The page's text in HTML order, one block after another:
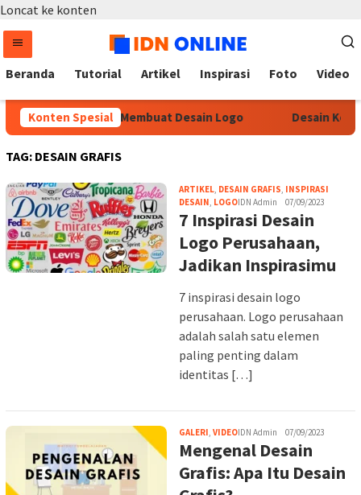
Loncat ke konten
Beranda Tutorial Artikel Inspirasi Foto Video
Konten Spesial
Tutorial Membuat Desain Logo Desain
TAG: DESAIN GRAFIS
ARTIKEL, DESAIN GRAFIS, INSPIRASI
DESAIN, LOGOIDN Admin 07/09/2023
7 Inspirasi Desain
Logo Perusahaan,
Jadikan Inspirasimu
7 inspirasi desain logo
perusahaan. Logo perusahaan
adalah salah satu elemen
paling penting dalam
identitas […]
GALERI, VIDEOIDN Admin 07/09/2023
Mengenal Desain
Grafis: Apa Itu Desain